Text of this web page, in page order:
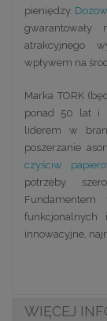
pieniędzy.
gwarantowały
atrakcyjnego
wpływem na
Marka TORK
ponad 50 lat i
liderem w
poszerzanie
czyściw
potrzeby
innowacyjne,
WIĘCEJ